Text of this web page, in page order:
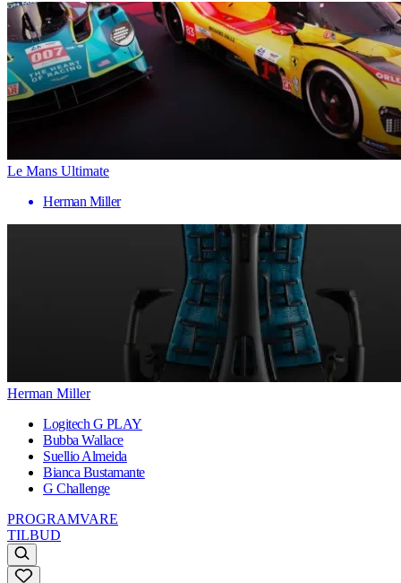
Le Mans Ultimate
Herman Miller
Herman Miller
Logitech G PLAY
Bubba Wallace
Suellio Almeida
Bianca Bustamante
G Challenge
PROGRAMVARE
TILBUD